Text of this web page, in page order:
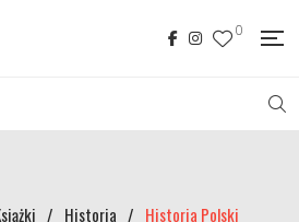
0
/ Historia / Historia Polski